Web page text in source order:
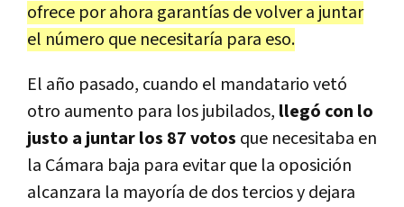
ofrece por ahora garantías de volver a juntar
el número que necesitaría para eso.
El año pasado, cuando el mandatario vetó
otro aumento para los jubilados, llegó con lo
justo a juntar los 87 votos que necesitaba en
la Cámara baja para evitar que la oposición
alcanzara la mayoría de dos tercios y dejara